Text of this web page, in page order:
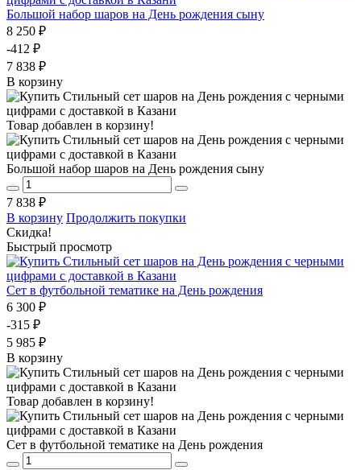
Большой набор шаров на День рождения сыну
8 250 ₽
-412 ₽
7 838 ₽
В корзину
Товар добавлен в корзину!
Большой набор шаров на День рождения сыну
7 838 ₽
В корзину Продолжить покупки
Скидка!
Быстрый просмотр
Сет в футбольной тематике на День рождения
6 300 ₽
-315 ₽
5 985 ₽
В корзину
Товар добавлен в корзину!
Сет в футбольной тематике на День рождения